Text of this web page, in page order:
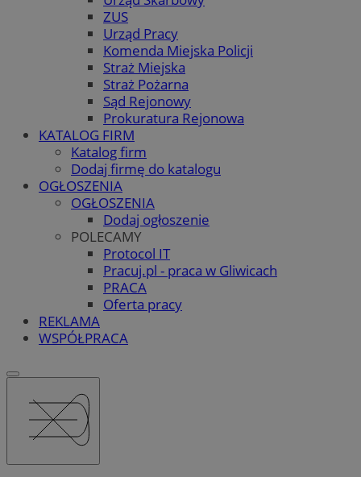
ZUS
Urząd Pracy
Komenda Miejska Policji
Straż Miejska
Straż Pożarna
Sąd Rejonowy
Prokuratura Rejonowa
KATALOG FIRM
Katalog firm
Dodaj firmę do katalogu
OGŁOSZENIA
OGŁOSZENIA
Dodaj ogłoszenie
POLECAMY
Protocol IT
Pracuj.pl - praca w Gliwicach
PRACA
Oferta pracy
REKLAMA
WSPÓŁPRACA